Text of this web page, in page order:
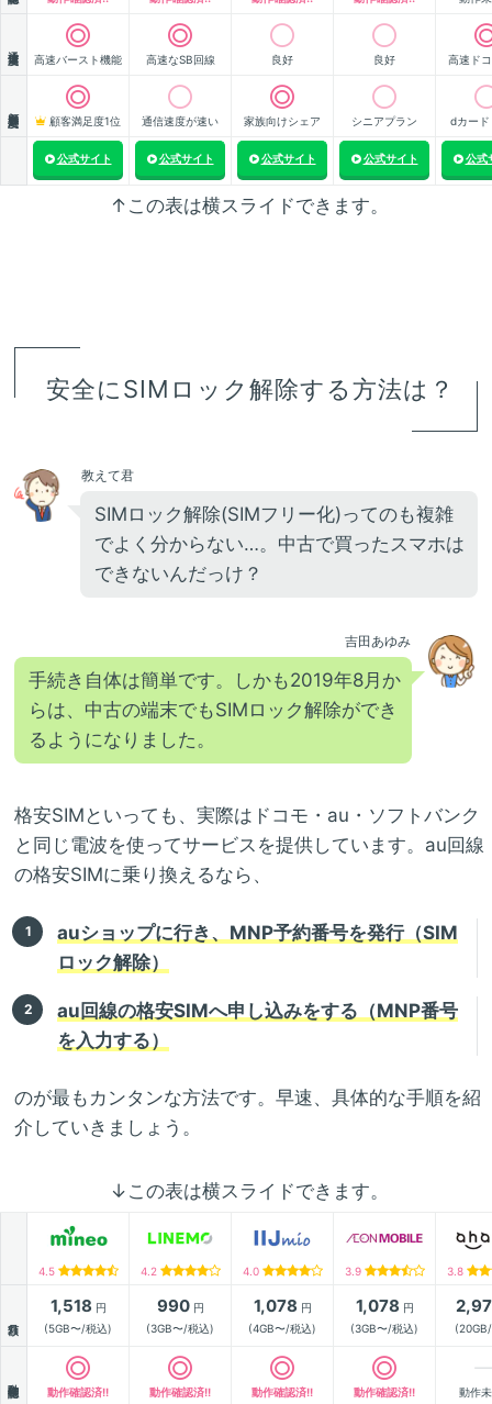
高速バースト機能 高速なSB回線 良好 良好 高速ド
顧客満足度1位 通信速度が速い 家族向けシェア シニアプラン dカード
公式サイト 公式サイト 公式サイト 公式サイト 公式
↑この表は横スライドできます。
安全にSIMロック解除する方法は？
教えて君
SIMロック解除(SIMフリー化)ってのも複雑
でよく分からない…。中古で買ったスマホは
できないんだっけ？
吉田あゆみ
手続き自体は簡単です。しかも2019年8月か
らは、中古の端末でもSIMロック解除ができ
るようになりました。
格安SIMといっても、実際はドコモ・au・ソフトバンク
と同じ電波を使ってサービスを提供しています。au回線
の格安SIMに乗り換えるなら、
auショップに行き、MNP予約番号を発行（SIM
ロック解除）
au回線の格安SIMへ申し込みをする（MNP番号
を入力する）
のが最もカンタンな方法です。早速、具体的な手順を紹
介していきましょう。
↓この表は横スライドできます。
4.5 4.2 4.0 3.9 3.8
1,518 円
(5GB〜/税込)
990円
(3GB〜/税込)
1,078 円
(4GB〜/税込)
1,078 円
(3GB〜/税込)
動作確認済!! 動作確認済!! 動作確認済!! 動作確認済!! 動作